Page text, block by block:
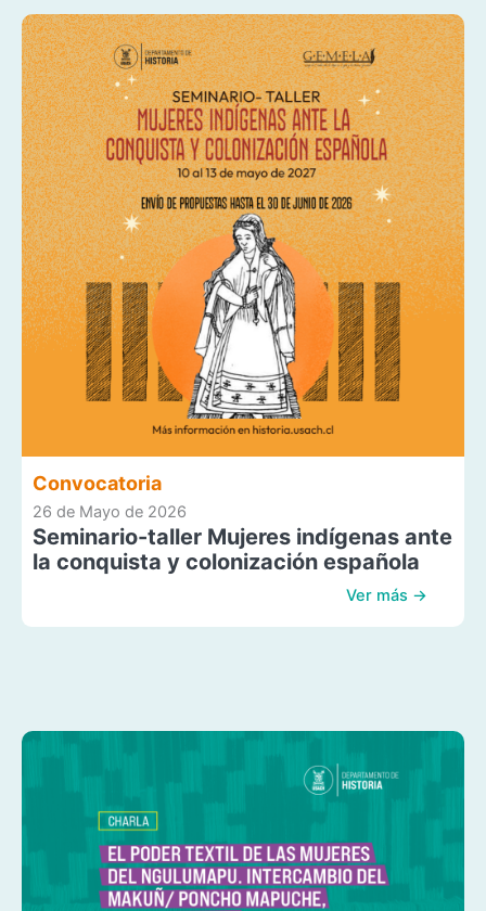
Convocatoria
26 de Mayo de 2026
Seminario-taller Mujeres indígenas ante
la conquista y colonización española
Ver más →